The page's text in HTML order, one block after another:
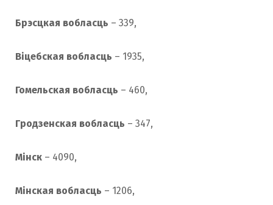
Брэсцкая вобласць – 339,
Віцебская вобласць – 1935,
Гомельская вобласць – 460,
Гродзенская вобласць – 347,
Мінск – 4090,
Мінская вобласць – 1206,